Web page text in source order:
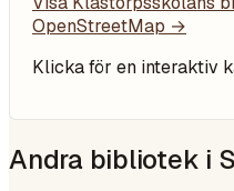
OpenStreetMap →
Klicka för en interaktiv
Andra bibliotek i